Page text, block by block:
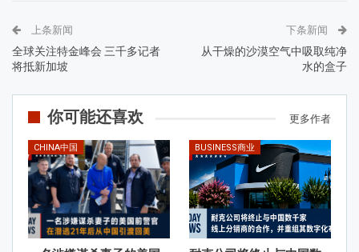
上条新闻
全球关注特金峰会 三千多记者
将抵新加坡
下条新闻
从干燥的沙漠空气中吸取纯净
水的盒子
你可能还喜欢 更多作者
CHINA中国 BUSINESS商业